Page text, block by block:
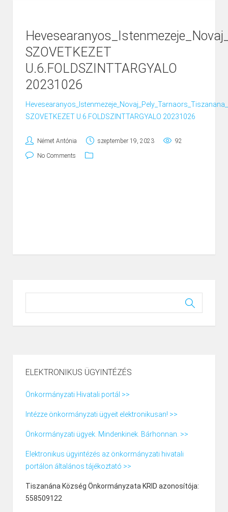
SZOVETKEZET
U.6.FOLDSZINTTARGYALO
20231026
SZOVETKEZET U.6.FOLDSZINTTARGYALO 20231026
Német Antónia szeptember 19, 2023 92
No Comments
ELEKTRONIKUS ÜGYINTÉZÉS
Önkormányzati Hivatali portál >>
Intézze önkormányzati ügyeit elektronikusan! >>
Önkormányzati ügyek. Mindenkinek. Bárhonnan. >>
Elektronikus ügyintézés az önkormányzati hivatali
portálon általános tájékoztató >>
Tiszanána Község Önkormányzata KRID azonosítója:
558509122